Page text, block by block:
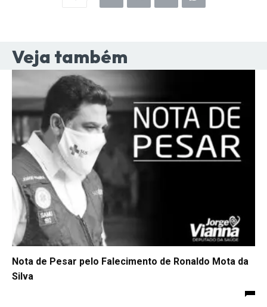
Veja também
Nota de Pesar pelo Falecimento de Ronaldo Mota da
Silva